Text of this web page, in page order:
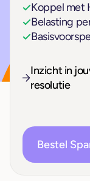
Koppel met
Belasting
Inzicht in
resolutie
Bestel